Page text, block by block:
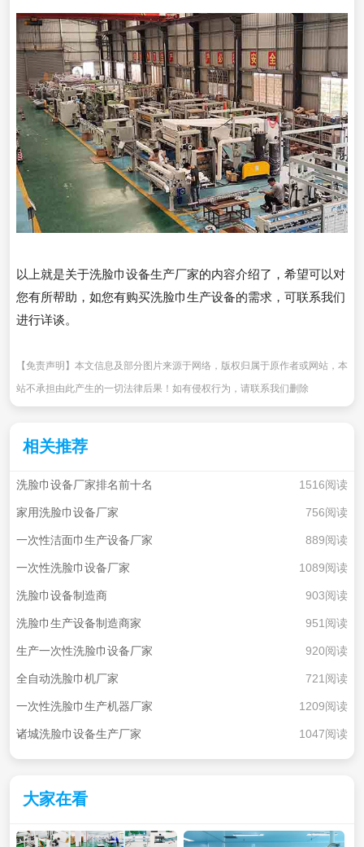
以上就是关于洗脸巾设备生产厂家的内容介绍了，希望可以对
您有所帮助，如您有购买洗脸巾生产设备的需求，可联系我们
进行详谈。
【免责声明】本文信息及部分图片来源于网络，版权归属于原作者或网站，本
站不承担由此产生的一切法律后果！如有侵权行为，请联系我们删除
相关推荐
洗脸巾设备厂家排名前十名 1516阅读
家用洗脸巾设备厂家 756阅读
一次性洁面巾生产设备厂家 889阅读
一次性洗脸巾设备厂家 1089阅读
洗脸巾设备制造商 903阅读
洗脸巾生产设备制造商家 951阅读
生产一次性洗脸巾设备厂家 920阅读
全自动洗脸巾机厂家 721阅读
一次性洗脸巾生产机器厂家 1209阅读
诸城洗脸巾设备生产厂家 1047阅读
大家在看